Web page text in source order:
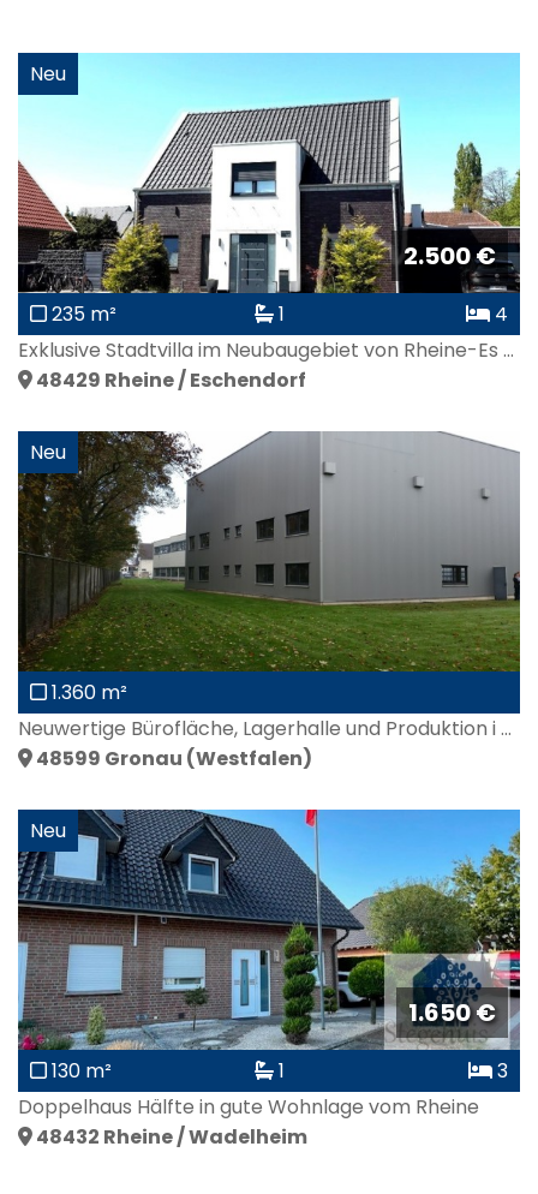
Neu
2.500 €
235 m² 1
4
Exklusive Stadtvilla im Neubaugebiet von Rheine-Es ...
48429 Rheine / Eschendorf
Neu
1.360 m²
Neuwertige Bürofläche, Lagerhalle und Produktion i ...
48599 Gronau (Westfalen)
Neu
1.650 €
130 m² 1
3
Doppelhaus Hälfte in gute Wohnlage vom Rheine
48432 Rheine / Wadelheim